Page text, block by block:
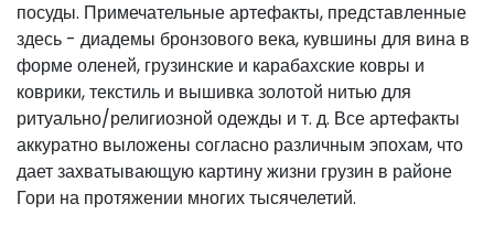
посуды. Примечательные артефакты, представленные
здесь - диадемы бронзового века, кувшины для вина в
форме оленей, грузинские и карабахские ковры и
коврики, текстиль и вышивка золотой нитью для
ритуально/религиозной одежды и т. д. Все артефакты
аккуратно выложены согласно различным эпохам, что
дает захватывающую картину жизни грузин в районе
Гори на протяжении многих тысячелетий.